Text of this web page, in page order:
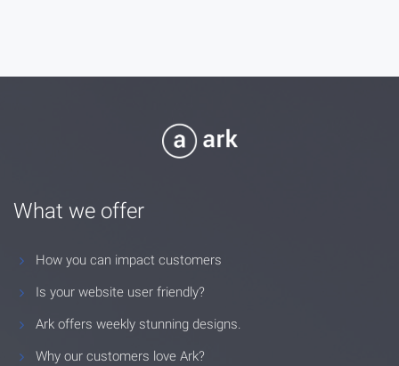
What we offer
How you can impact customers
Is your website user friendly?
Ark offers weekly stunning designs.
Why our customers love Ark?